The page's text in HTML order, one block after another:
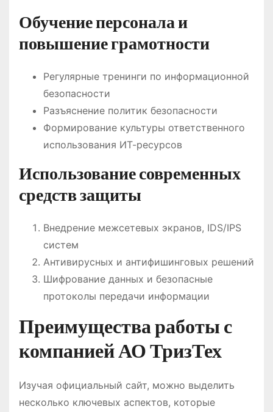
Обучение персонала и
повышение грамотности
Регулярные тренинги по информационной
безопасности
Разъяснение политик безопасности
Формирование культуры ответственного
использования ИТ-ресурсов
Использование современных
средств защиты
Внедрение межсетевых экранов, IDS/IPS
систем
Антивирусных и антифишинговых решений
Шифрование данных и безопасные
протоколы передачи информации
Преимущества работы с
компанией АО ТризТех
Изучая официальный сайт, можно выделить
несколько ключевых аспектов, которые